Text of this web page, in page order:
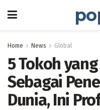
Home News Global
5 Tokoh
Sebagai
Dunia, Ini